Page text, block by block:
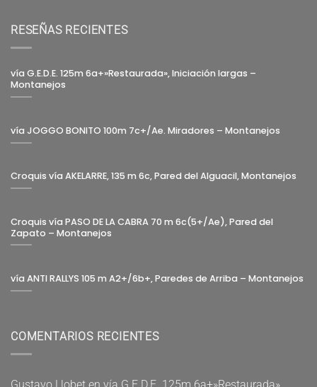
RESEÑAS RECIENTES
vía G.E.D.E. 125m 6a+»Restaurada», Iniciación largas –
Montanejos
vía JOGGO BONITO 100m 7c+/Ae. Miradores – Montanejos
Croquis vía AKELARRE, 135 m 6c, Pared del Alguacil, Montanejos
Croquis vía PASO DE LA CABRA 70 m 6c(5+/Ae), Pared del
Zapato – Montanejos
vía ANTI RALLYS 105 m A2+/6b+, Paredes de Arriba – Montanejos
COMENTARIOS RECIENTES
Gustavo Llobet en vía G.E.D.E. 125m 6a+»Restaurada»,